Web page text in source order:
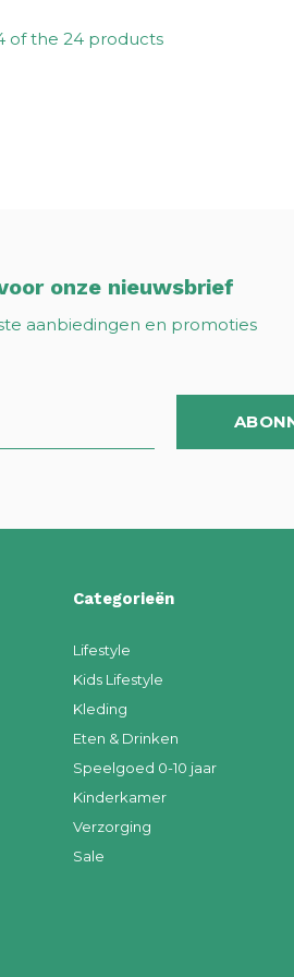
of the 24 products
onze nieuwsbrief
aanbiedingen en promoties
Categorieën
Lifestyle
Kids Lifestyle
Kleding
Eten & Drinken
Speelgoed 0-10 jaar
Kinderkamer
Verzorging
Sale